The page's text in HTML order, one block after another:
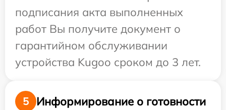
подписания акта выполненных
работ Вы получите документ о
гарантийном обслуживании
устройства Kugoo сроком до 3 лет.
5
Информирование о готовности